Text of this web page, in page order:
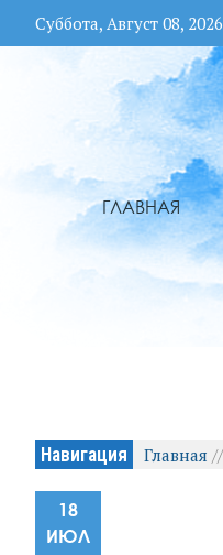
Суббота, Август 08, 2026
ГЛАВНАЯ
Навигация Главная //
18
ИЮЛ